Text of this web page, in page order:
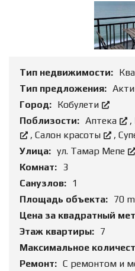
Тип недвижимости:
Тип предложения:
Город: Кобулети
Поблизости: Аптека ,
, Салон красоты ,
Улица: ул. Тамар Мепе
Комнат: 3
Санузлов: 1
Площадь объекта: 70
Цена за квадратный
Этаж квартиры: 7
Максимальное
Ремонт: С ремонтом и